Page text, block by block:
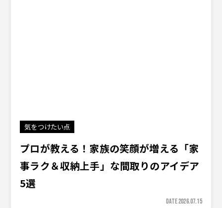
気をつけたい点
プロが教える！家族の笑顔が増える「家
事ラク＆収納上手」な間取りのアイデア
5選
DATE 2026.07.15